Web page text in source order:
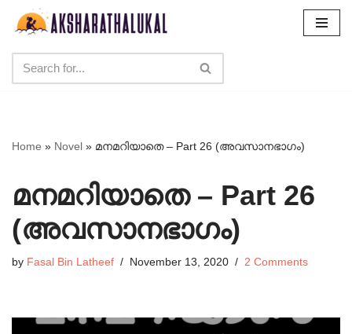
content
Home » Novel » മനമറിയാതെ – Part 26 (അവസാനഭാഗം)
മനമറിയാതെ – Part 26
(അവസാനഭാഗം)
by Fasal Bin Latheef November 13, 2020 2 Comments